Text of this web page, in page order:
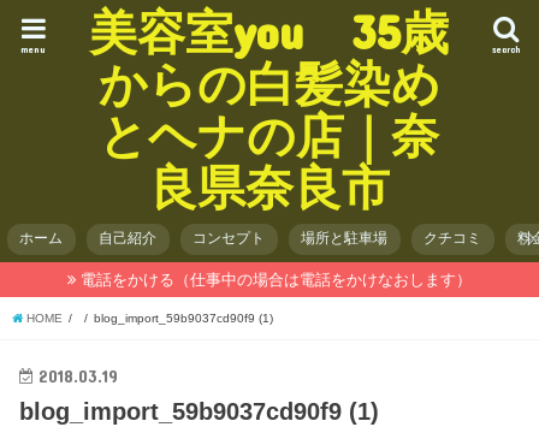
美容室you 35歳
からの白髪染め
とヘナの店｜奈
良県奈良市
search
menu
ホーム 自己紹介 コンセプト 場所と駐車場 クチコミ 料
電話をかける（仕事中の場合は電話をかけなおします）
HOME blog_import_59b9037cd90f9 (1)
2018.03.19
blog_import_59b9037cd90f9 (1)